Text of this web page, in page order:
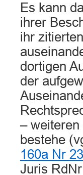
Es kann
ihrer
ihr
dortigen
der
–
bestehe
160a Nr 23
Juris